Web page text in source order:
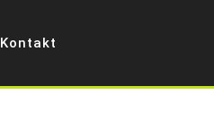
Kontakt